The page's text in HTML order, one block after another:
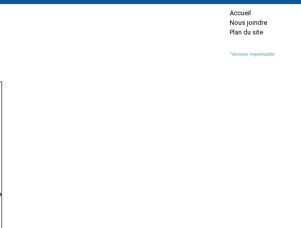
Accueil
Nous joindre
Plan du site
Version imprimable